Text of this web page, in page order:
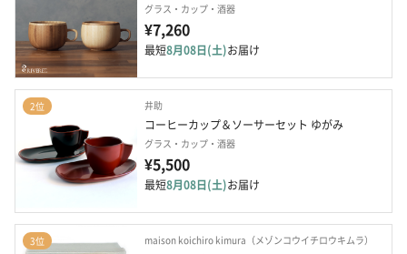
グラス・カップ・酒器
¥7,260
最短8月08日(土)お届け
2位 井助
コーヒーカップ＆ソーサーセット ゆがみ
グラス・カップ・酒器
¥5,500
最短8月08日(土)お届け
3位 maison koichiro kimura（メゾンコウイチロウキムラ）